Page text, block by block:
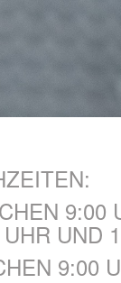
9:00
UND
9:00